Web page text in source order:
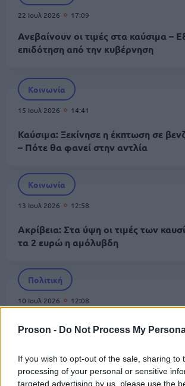
Proson - Do Not Process My
If you wish to opt-out of the sale, sharing to
processing of your personal or sensitive
targeted advertising by us, please use the
22 Ιουλ 2026 17:09
Ανεβαίνουν οι τιμές στα καύσιμα –
επιδότηση από την κυβέρνηση
Κοινωνία
15 Ιουλ 2026 14:41
Καύσιμα: Ξεκίνησε η έκπτωση σε
– Πότε θα φανεί στην αντλία
Κοινωνία
13 Ιουλ 2026 12:58
Ακρίβεια: Στα ύψη οι τιμές των
τα 2 ευρώ η αμόλυβδη
Πολιτική
10 Ιουλ 2026 12:08
Μητσοτάκης: Έκπτωση 10 λεπτών
λεπτών στο ντίζελ έως το τέλος
Κοινωνία